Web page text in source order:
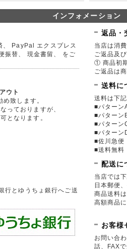
インフォメーション
、 PayPal エクスプレス
振替、 現金書留、 をご
ウト
致します。
っておりますが、
となります。
行とゆうちょ銀行へご送
返品・
当店は消
ご返品及
① 商品初
ご返品は
送料に
送料は下
■パターン
■パターン
■パター
■パター
■佐川急便
■送料無料
配送に
当店では
日本郵便
商品送料
高額商品
お客様
お問い合わ
話、FAX